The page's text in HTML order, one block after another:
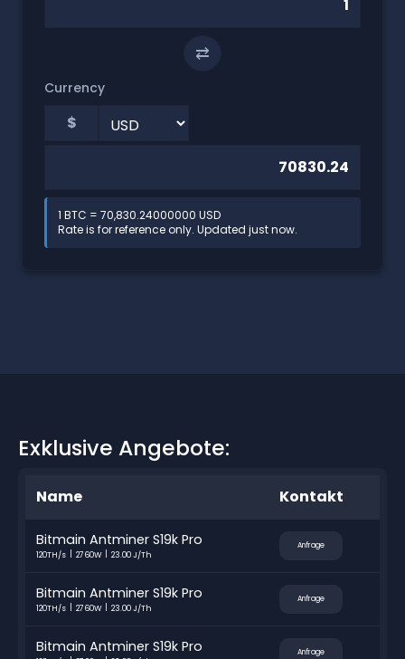
⇄
Currency
$
1 BTC = 70,830.24000000 USD
Rate is for reference only. Updated just now.
Exklusive Angebote:
Name Kontakt
Bitmain Antminer S19k Pro
120TH/s 2760W 23.00 J/Th
Anfrage
Bitmain Antminer S19k Pro
120TH/s 2760W 23.00 J/Th
Anfrage
Bitmain Antminer S19k Pro Anfrage